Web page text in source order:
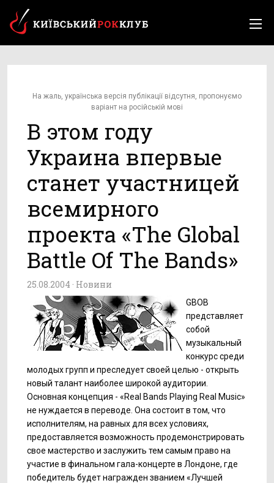
На жаль, українська версія публікації відсутня, пропонуємо
варіант на російській мові
В этом году
Украина впервые
станет участницей
всемирного
проекта «The Global
Battle Of The Bands»
25.08.2004 · Новини
GBOB
представляет
собой
музыкальный
конкурс среди
молодых групп и преследует своей целью - открыть
новый талант наиболее широкой аудитории.
Основная концепция - «Real Bands Playing Real Music»
не нуждается в переводе. Она состоит в том, что
исполнителям, на равных для всех условиях,
предоставляется возможность продемонстрировать
свое мастерство и заслужить тем самым право на
участие в финальном гала-концерте в Лондоне, где
победитель будет награжден званием «Лучшей